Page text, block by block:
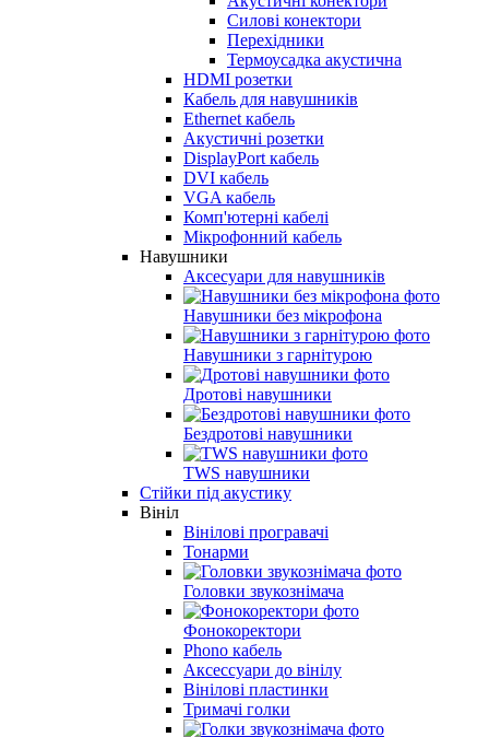
Силові конектори
Перехідники
Термоусадка акустична
HDMI розетки
Кабель для навушників
Ethernet кабель
Акустичні розетки
DisplayPort кабель
DVI кабель
VGA кабель
Комп'ютерні кабелі
Мікрофонний кабель
Навушники
Аксесуари для навушників
Навушники без мікрофона
Навушники з гарнітурою
Дротові навушники
Бездротові навушники
TWS навушники
Стійки під акустику
Вініл
Вінілові програвачі
Тонарми
Головки звукознімача
Фонокоректори
Phono кабель
Аксессуари до вінілу
Вінілові пластинки
Тримачі голки